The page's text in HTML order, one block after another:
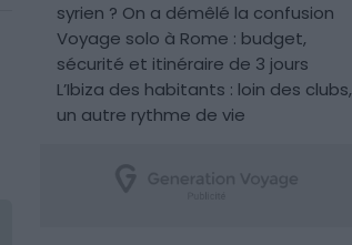
syrien ? On a démêlé la confusion
Voyage solo à Rome : budget,
sécurité et itinéraire de 3 jours
L’Ibiza des habitants : loin des clubs,
un autre rythme de vie